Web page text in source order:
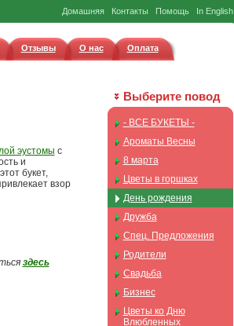
Домашняя Контакты Помощь In English
Отзывы О нас Оплата
эустомы с
и
букет,
взор
здесь
Выберите повод
- ВСЕ БУКЕТЫ -
Ароматы Весны
8 марта
Цветы в горшках
День рождения
Дружба
Спец. Предложения
Родители
Свадьба
Бизнес
Цветы ко Дню
Влюбленных